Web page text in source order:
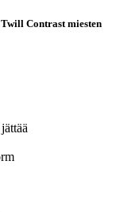
Contrast miesten